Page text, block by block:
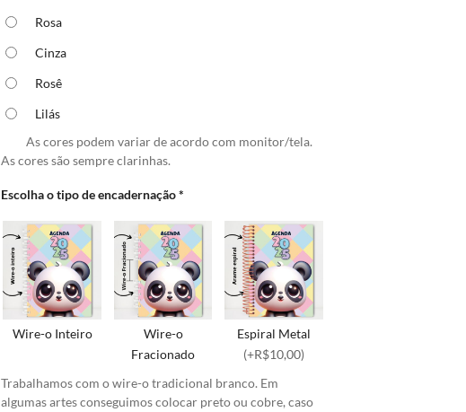
Rosa
Cinza
Rosê
Lilás
As cores podem variar de acordo com monitor/tela.
As cores são sempre clarinhas.
Escolha o tipo de encadernação*
Wire-o Inteiro
Wire-o
Fracionado
Espiral Metal
(+R$10,00)
Trabalhamos com o wire-o tradicional branco. Em
algumas artes conseguimos colocar preto ou cobre, caso